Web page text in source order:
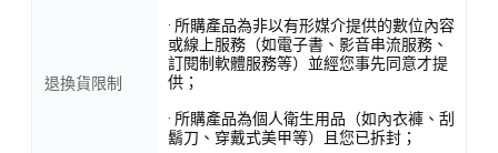
退換貨限制
· 所購產品為非以有形媒介提供的數位內容
或線上服務（如電子書、影音串流服務、
訂閱制軟體服務等）並經您事先同意才提
供；
· 所購產品為個人衛生用品（如內衣褲、刮
鬍刀、穿戴式美甲等）且您已拆封；